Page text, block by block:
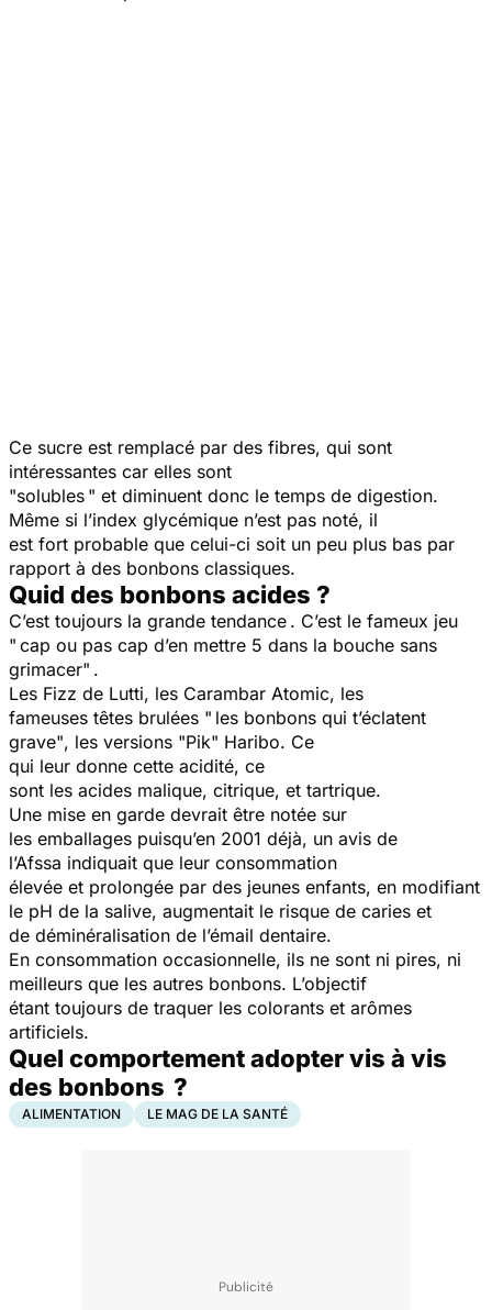
Ce sucre est remplacé par des fibres, qui sont
intéressantes car elles sont
"solubles " et diminuent donc le temps de digestion.
Même si l’index glycémique n’est pas noté, il
est fort probable que celui-ci soit un peu plus bas par
rapport à des bonbons classiques.
Quid des bonbons acides ?
C’est toujours la grande tendance . C’est le fameux jeu
" cap ou pas cap d’en mettre 5 dans la bouche sans
grimacer" .
Les Fizz de Lutti, les Carambar Atomic, les
fameuses têtes brulées " les bonbons qui t’éclatent
grave", les versions "Pik" Haribo. Ce
qui leur donne cette acidité, ce
sont les acides malique, citrique, et tartrique.
Une mise en garde devrait être notée sur
les emballages puisqu’en 2001 déjà, un avis de
l’Afssa indiquait que leur consommation
élevée et prolongée par des jeunes enfants, en modifiant
le pH de la salive, augmentait le risque de caries et
de déminéralisation de l’émail dentaire.
En consommation occasionnelle, ils ne sont ni pires, ni
meilleurs que les autres bonbons. L’objectif
étant toujours de traquer les colorants et arômes
artificiels.
Quel comportement adopter vis à vis
des bonbons ?
ALIMENTATION LE MAG DE LA SANTÉ